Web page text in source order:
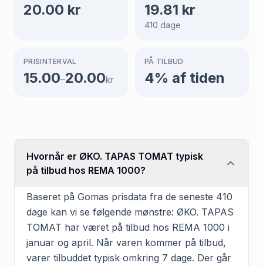
20.00 kr 19.81 kr
410 dage
PRISINTERVAL
15.00–20.00kr
PÅ TILBUD
4% af tiden
Hvornår er ØKO. TAPAS TOMAT typisk
på tilbud hos REMA 1000?
Baseret på Gomas prisdata fra de seneste 410
dage kan vi se følgende mønstre: ØKO. TAPAS
TOMAT har været på tilbud hos REMA 1000 i
januar og april. Når varen kommer på tilbud,
varer tilbuddet typisk omkring 7 dage. Der går